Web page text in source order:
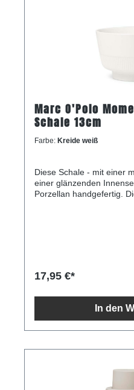
Marc O'Polo
Schale 13cm
Farbe: Kreide weiß
Diese Schale - mit einer
einer glänzenden
Porzellan handgefertig.
17,95 €*
In den